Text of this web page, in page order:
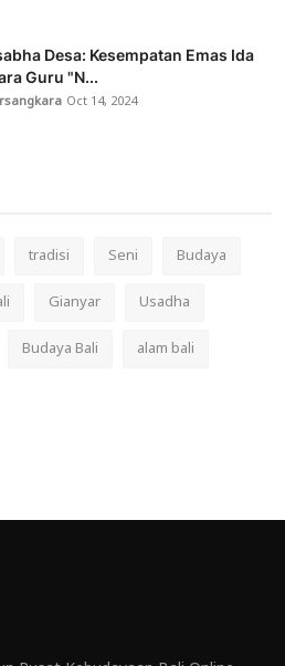
Desa: Kesempatan Emas Ida
Guru "N...
Oct 14, 2024
tradisi Seni
Budaya
Gianyar
Usadha
Budaya Bali alam bali